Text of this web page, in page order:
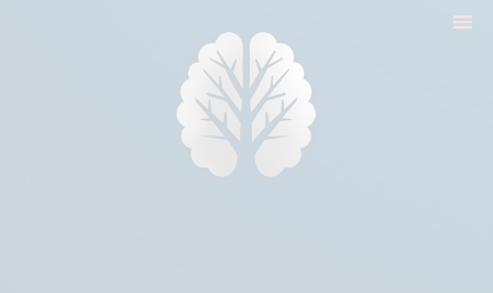
cikkek
biologika animália
tréningek